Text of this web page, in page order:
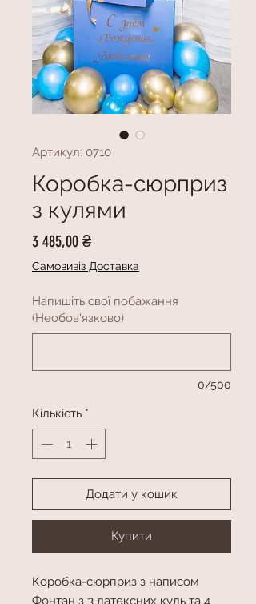
Артикул: 0710
Коробка-сюрприз
з кулями
3 485,00 ₴Ціна
Самовивіз Доставка
Напишіть свої побажання
(Необов'язково)
0/500
Кількість *
Додати у кошик
Купити
Коробка-сюрприз з написом
Фонтан з 3 латексних куль та 4